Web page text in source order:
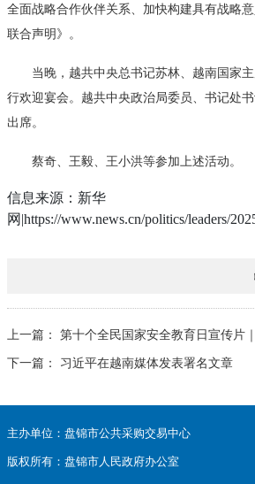
全面战略合作伙伴关系、加快构建具有战略
联合声明》。
当晚，越共中央总书记苏林、越南国家主
行欢迎宴会。越共中央政治局委员、书记处
出席。
蔡奇、王毅、王小洪等参加上述活动。
信息来源：新华
网|https://www.news.cn/politics/leaders/
上一篇：
第十个全民国家安全教育日宣传片
下一篇：
习近平在越南媒体发表署名文章
主办单位：盘锦市公共采购交易中心
版权所有：盘锦市人民政府办公室